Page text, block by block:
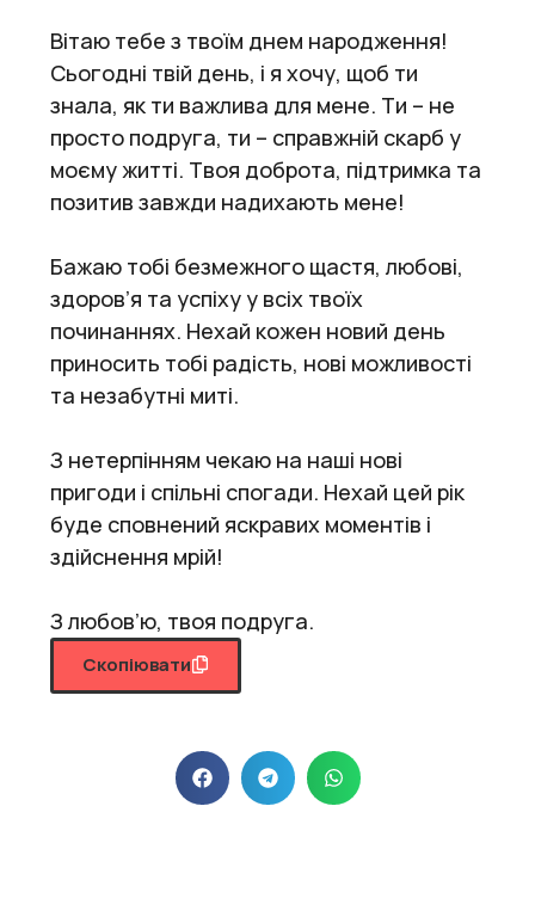
Вітаю тебе з твоїм днем народження!
Сьогодні твій день, і я хочу, щоб ти
знала, як ти важлива для мене. Ти – не
просто подруга, ти – справжній скарб у
моєму житті. Твоя доброта, підтримка та
позитив завжди надихають мене!
Бажаю тобі безмежного щастя, любові,
здоров’я та успіху у всіх твоїх
починаннях. Нехай кожен новий день
приносить тобі радість, нові можливості
та незабутні миті.
З нетерпінням чекаю на наші нові
пригоди і спільні спогади. Нехай цей рік
буде сповнений яскравих моментів і
здійснення мрій!
З любов’ю, твоя подруга.
Скопіювати